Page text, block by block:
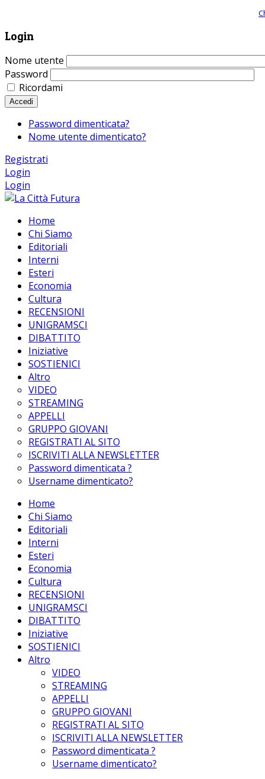
Login
Nome utente
Password
Ricordami
Accedi
Password dimenticata?
Nome utente dimenticato?
Registrati
Login
Login
Home
Chi Siamo
Editoriali
Interni
Esteri
Economia
Cultura
RECENSIONI
UNIGRAMSCI
DIBATTITO
Iniziative
SOSTIENICI
Altro
VIDEO
STREAMING
APPELLI
GRUPPO GIOVANI
REGISTRATI AL SITO
ISCRIVITI ALLA NEWSLETTER
Password dimenticata ?
Username dimenticato?
Home
Chi Siamo
Editoriali
Interni
Esteri
Economia
Cultura
RECENSIONI
UNIGRAMSCI
DIBATTITO
Iniziative
SOSTIENICI
Altro
VIDEO
STREAMING
APPELLI
GRUPPO GIOVANI
REGISTRATI AL SITO
ISCRIVITI ALLA NEWSLETTER
Password dimenticata ?
Username dimenticato?